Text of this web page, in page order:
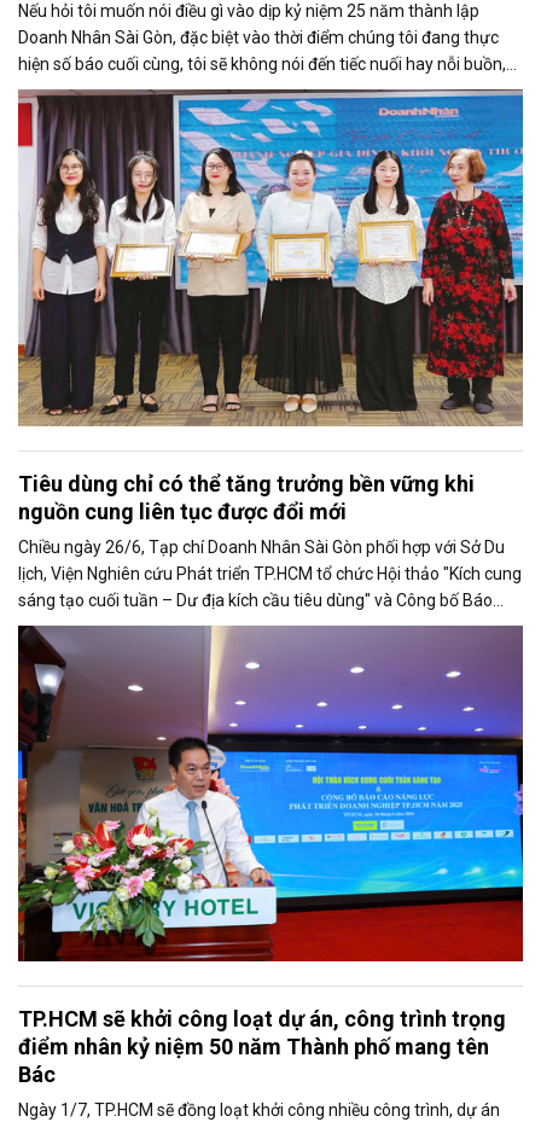
Nếu hỏi tôi muốn nói điều gì vào dịp kỷ niệm 25 năm thành lập
Doanh Nhân Sài Gòn, đặc biệt vào thời điểm chúng tôi đang thực
hiện số báo cuối cùng, tôi sẽ không nói đến tiếc nuối hay nỗi buồn,
thay vào đó là niềm tự hào. Bởi khi nghĩ về Doanh Nhân Sài Gòn, tôi
luôn nghĩ đó là một tờ báo “tử tế, chỉn chu”. Những điều tưởng như
rất bình thường ấy đã nuôi dưỡng tôi suốt 25 năm làm nghề. Và có
lẽ sẽ còn theo tôi đến hết cuộc đời cầm bút.
Tiêu dùng chỉ có thể tăng trưởng bền vững khi
nguồn cung liên tục được đổi mới
Chiều ngày 26/6, Tạp chí Doanh Nhân Sài Gòn phối hợp với Sở Du
lịch, Viện Nghiên cứu Phát triển TP.HCM tổ chức Hội thảo "Kích cung
sáng tạo cuối tuần – Dư địa kích cầu tiêu dùng" và Công bố Báo
cáo năng lực phát triển doanh nghiệp TP.HCM năm 2025. Trân
trọng giới thiệu phát biểu của ông Võ Hồng Sơn - Trưởng đại diện
Văn phòng Bộ Công Thương khu vực phía Nam tại Hội thảo.
TP.HCM sẽ khởi công loạt dự án, công trình trọng
điểm nhân kỷ niệm 50 năm Thành phố mang tên
Bác
Ngày 1/7, TP.HCM sẽ đồng loạt khởi công nhiều công trình, dự án